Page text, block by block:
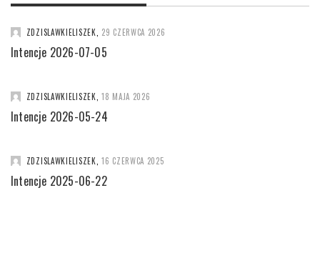
ZDZISLAWKIELISZEK 29 CZERWCA 2026
Intencje 2026-07-05
ZDZISLAWKIELISZEK 18 MAJA 2026
Intencje 2026-05-24
ZDZISLAWKIELISZEK 16 CZERWCA 2025
Intencje 2025-06-22